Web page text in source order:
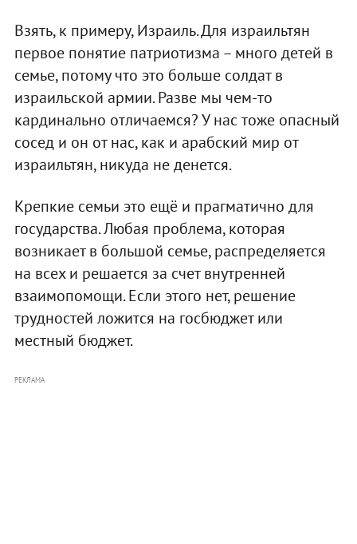
Взять, к примеру, Израиль. Для израильтян
первое понятие патриотизма – много детей в
семье, потому что это больше солдат в
израильской армии. Разве мы чем-то
кардинально отличаемся? У нас тоже опасный
сосед и он от нас, как и арабский мир от
израильтян, никуда не денется.
Крепкие семьи это ещё и прагматично для
государства. Любая проблема, которая
возникает в большой семье, распределяется
на всех и решается за счет внутренней
взаимопомощи. Если этого нет, решение
трудностей ложится на госбюджет или
местный бюджет.
РЕКЛАМА